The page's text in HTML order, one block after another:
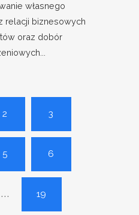
własnego
relacji biznesowych
oraz dobór
2 3
5 6
... 19